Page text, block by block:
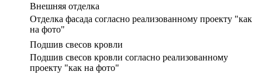
Внешняя отделка
Отделка фасада согласно реализованному проекту "как
на фото"
Подшив свесов кровли
Подшив свесов кровли согласно реализованному
проекту "как на фото"